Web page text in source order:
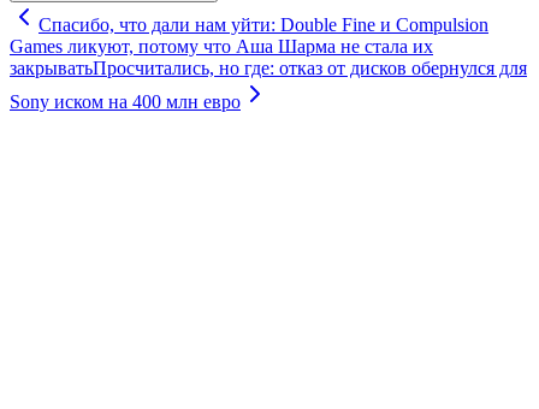
Спасибо, что дали нам уйти: Double Fine и Compulsion
Games ликуют, потому что Аша Шарма не стала их
закрыватьПросчитались, но где: отказ от дисков обернулся для
Sony иском на 400 млн евро